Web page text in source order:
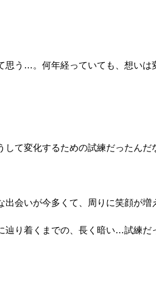
思う…。何年経っていても、想いは
して変化するための試練だったんだ
出会いが今多くて、周りに笑顔が増
辿り着くまでの、長く暗い…試練